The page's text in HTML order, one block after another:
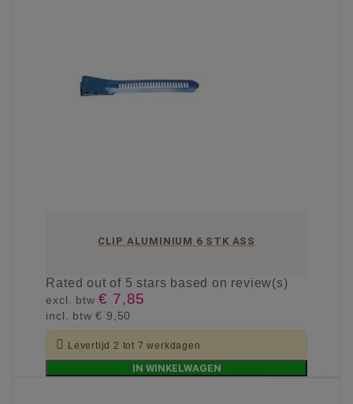
CLIP ALUMINIUM 6 STK ASS
Ratedout of 5 stars based on review(s)
excl. btw€ 7,85
incl. btw€ 9,50
 Levertijd 2 tot 7 werkdagen
IN WINKELWAGEN